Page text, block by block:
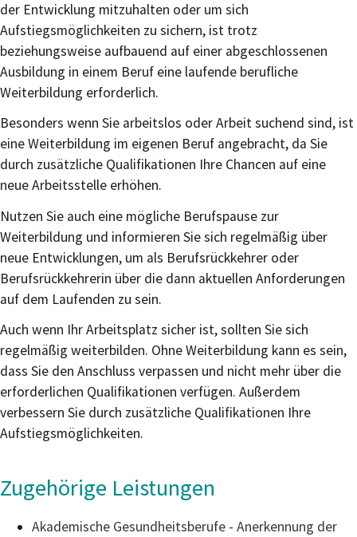
der Entwicklung mitzuhalten oder um sich
Aufstiegsmöglichkeiten zu sichern, ist trotz
beziehungsweise aufbauend auf einer abgeschlossenen
Ausbildung in einem Beruf eine laufende berufliche
Weiterbildung erforderlich.
Besonders wenn Sie arbeitslos oder Arbeit suchend sind, ist
eine Weiterbildung im eigenen Beruf angebracht, da Sie
durch zusätzliche Qualifikationen Ihre Chancen auf eine
neue Arbeitsstelle erhöhen.
Nutzen Sie auch eine mögliche Berufspause zur
Weiterbildung und informieren Sie sich regelmäßig über
neue Entwicklungen, um als Berufsrückkehrer oder
Berufsrückkehrerin über die dann aktuellen Anforderungen
auf dem Laufenden zu sein.
Auch wenn Ihr Arbeitsplatz sicher ist, sollten Sie sich
regelmäßig weiterbilden. Ohne Weiterbildung kann es sein,
dass Sie den Anschluss verpassen und nicht mehr über die
erforderlichen Qualifikationen verfügen. Außerdem
verbessern Sie durch zusätzliche Qualifikationen Ihre
Aufstiegsmöglichkeiten.
Zugehörige Leistungen
Akademische Gesundheitsberufe - Anerkennung der